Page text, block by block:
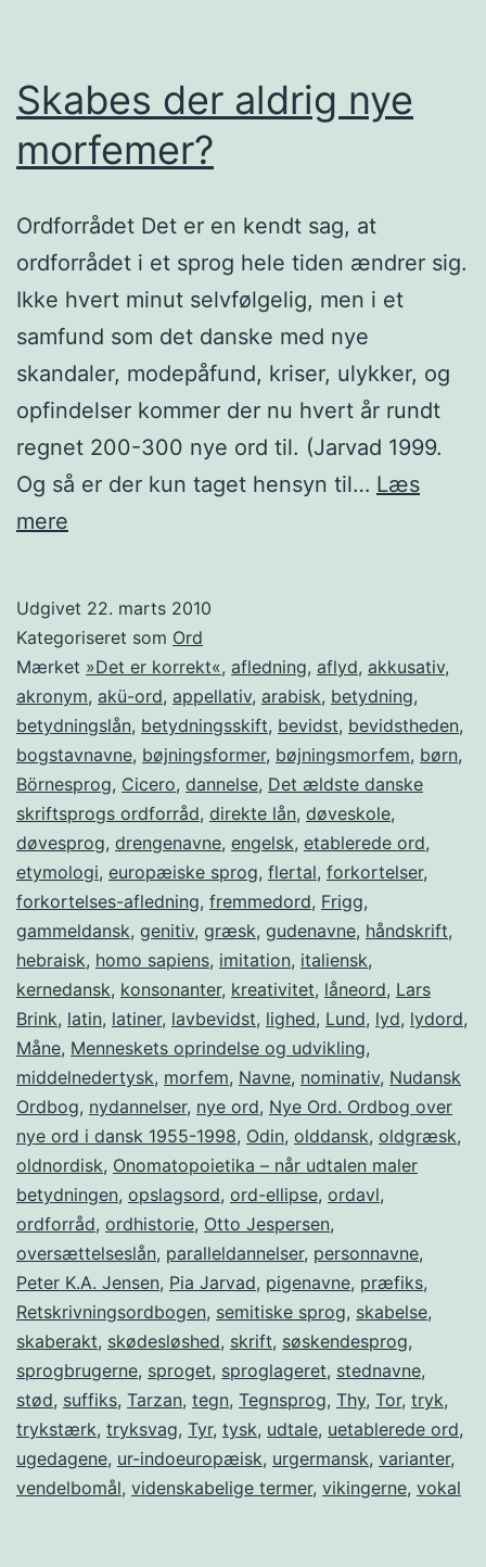
Skabes der aldrig nye
morfemer?
Ordforrådet Det er en kendt sag, at
ordforrådet i et sprog hele tiden ændrer sig.
Ikke hvert minut selvfølgelig, men i et
samfund som det danske med nye
skandaler, modepåfund, kriser, ulykker, og
opfindelser kommer der nu hvert år rundt
regnet 200-300 nye ord til. (Jarvad 1999.
Og så er der kun taget hensyn til… Læs
mere
nye
morfemer?
Udgivet 22. marts 2010
Kategoriseret som Ord
Mærket »Det er korrekt«, afledning, aflyd, akkusativ,
akronym, akü-ord, appellativ, arabisk, betydning,
betydningslån, betydningsskift, bevidst, bevidstheden,
bogstavnavne, bøjningsformer, bøjningsmorfem, børn,
Börnesprog, Cicero, dannelse, Det ældste danske
skriftsprogs ordforråd, direkte lån, døveskole,
døvesprog, drengenavne, engelsk, etablerede ord,
etymologi, europæiske sprog, flertal, forkortelser,
forkortelses-afledning, fremmedord, Frigg,
gammeldansk, genitiv, græsk, gudenavne, håndskrift,
hebraisk, homo sapiens, imitation, italiensk,
kernedansk, konsonanter, kreativitet, låneord, Lars
Brink, latin, latiner, lavbevidst, lighed, Lund, lyd, lydord,
Måne, Menneskets oprindelse og udvikling,
middelnedertysk, morfem, Navne, nominativ, Nudansk
Ordbog, nydannelser, nye ord, Nye Ord. Ordbog over
nye ord i dansk 1955-1998, Odin, olddansk, oldgræsk,
oldnordisk, Onomatopoietika – når udtalen maler
betydningen, opslagsord, ord-ellipse, ordavl,
ordforråd, ordhistorie, Otto Jespersen,
oversættelseslån, paralleldannelser, personnavne,
Peter K.A. Jensen, Pia Jarvad, pigenavne, præfiks,
Retskrivningsordbogen, semitiske sprog, skabelse,
skaberakt, skødesløshed, skrift, søskendesprog,
sprogbrugerne, sproget, sproglageret, stednavne,
stød, suffiks, Tarzan, tegn, Tegnsprog, Thy, Tor, tryk,
trykstærk, tryksvag, Tyr, tysk, udtale, uetablerede ord,
ugedagene, ur-indoeuropæisk, urgermansk, varianter,
vendelbomål, videnskabelige termer, vikingerne, vokal